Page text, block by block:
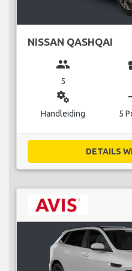
NISSAN QASHQAI
group
5
miscellaneous_services
Handleiding 5
DETAILS